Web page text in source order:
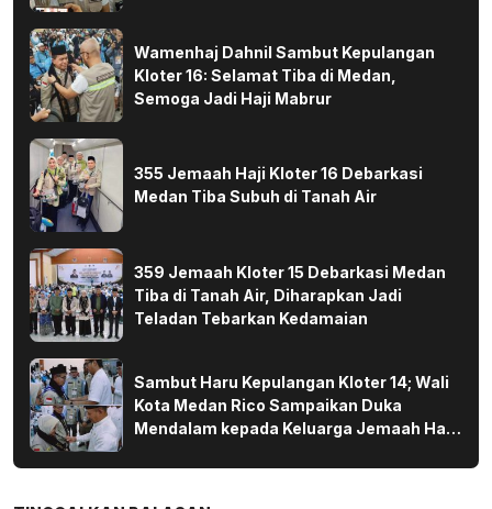
Wamenhaj Dahnil Sambut Kepulangan
Kloter 16: Selamat Tiba di Medan,
Semoga Jadi Haji Mabrur
355 Jemaah Haji Kloter 16 Debarkasi
Medan Tiba Subuh di Tanah Air
359 Jemaah Kloter 15 Debarkasi Medan
Tiba di Tanah Air, Diharapkan Jadi
Teladan Tebarkan Kedamaian
Sambut Haru Kepulangan Kloter 14; Wali
Kota Medan Rico Sampaikan Duka
Mendalam kepada Keluarga Jemaah Haji